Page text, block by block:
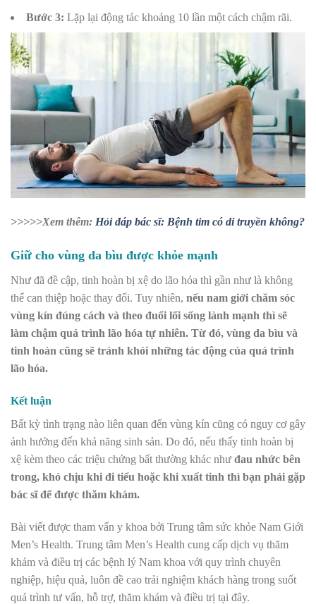
Bước 3: Lặp lại động tác khoảng 10 lần một cách chậm rãi.
>>>>>Xem thêm: Hỏi đáp bác sĩ: Bệnh tim có di truyền không?
Giữ cho vùng da bìu được khỏe mạnh
Như đã đề cập, tinh hoàn bị xệ do lão hóa thì gần như là không
thể can thiệp hoặc thay đổi. Tuy nhiên, nếu nam giới chăm sóc
vùng kín đúng cách và theo đuổi lối sống lành mạnh thì sẽ
làm chậm quá trình lão hóa tự nhiên. Từ đó, vùng da bìu và
tinh hoàn cũng sẽ tránh khỏi những tác động của quá trình
lão hóa.
Kết luận
Bất kỳ tình trạng nào liên quan đến vùng kín cũng có nguy cơ gây
ảnh hưởng đến khả năng sinh sản. Do đó, nếu thấy tinh hoàn bị
xệ kèm theo các triệu chứng bất thường khác như đau nhức bên
trong, khó chịu khi đi tiểu hoặc khi xuất tinh thì bạn phải gặp
bác sĩ để được thăm khám.
Bài viết được tham vấn y khoa bởi Trung tâm sức khỏe Nam Giới
Men’s Health. Trung tâm Men’s Health cung cấp dịch vụ thăm
khám và điều trị các bệnh lý Nam khoa với quy trình chuyên
nghiệp, hiệu quả, luôn đề cao trải nghiệm khách hàng trong suốt
quá trình tư vấn, hỗ trợ, thăm khám và điều trị tại đây.